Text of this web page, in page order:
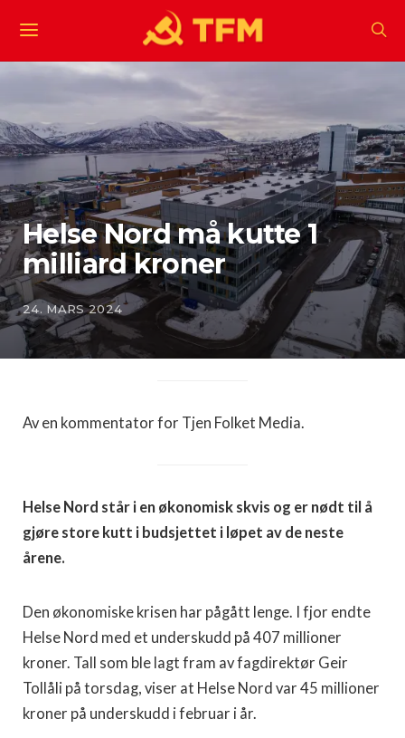
Helse Nord må kutte 1
milliard kroner
24. MARS 2024
Av en kommentator for Tjen Folket Media.
Helse Nord står i en økonomisk skvis og er nødt til å
gjøre store kutt i budsjettet i løpet av de neste
årene.
Den økonomiske krisen har pågått lenge. I fjor endte
Helse Nord med et underskudd på 407 millioner
kroner. Tall som ble lagt fram av fagdirektør Geir
Tollåli på torsdag, viser at Helse Nord var 45 millioner
kroner på underskudd i februar i år.